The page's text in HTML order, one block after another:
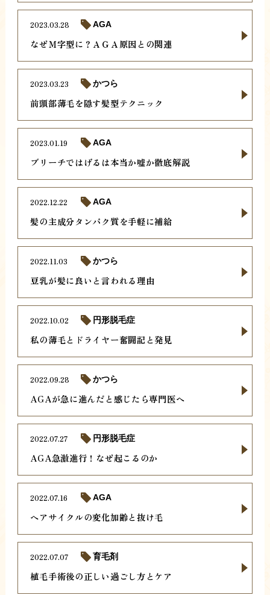
なぜＭ字型に？ＡＧＡ原因との関連
2023.03.28 AGA
前頭部薄毛を隠す髪型テクニック
2023.03.23 かつら
ブリーチではげるは本当か嘘か徹底解説
2023.01.19 AGA
髪の主成分タンパク質を手軽に補給
2022.12.22 AGA
豆乳が髪に良いと言われる理由
2022.11.03 かつら
私の薄毛とドライヤー奮闘記と発見
2022.10.02 円形脱毛症
AGAが急に進んだと感じたら専門医へ
2022.09.28 かつら
AGA急激進行！なぜ起こるのか
2022.07.27 円形脱毛症
ヘアサイクルの変化加齢と抜け毛
2022.07.16 AGA
植毛手術後の正しい過ごし方とケア
2022.07.07 育毛剤